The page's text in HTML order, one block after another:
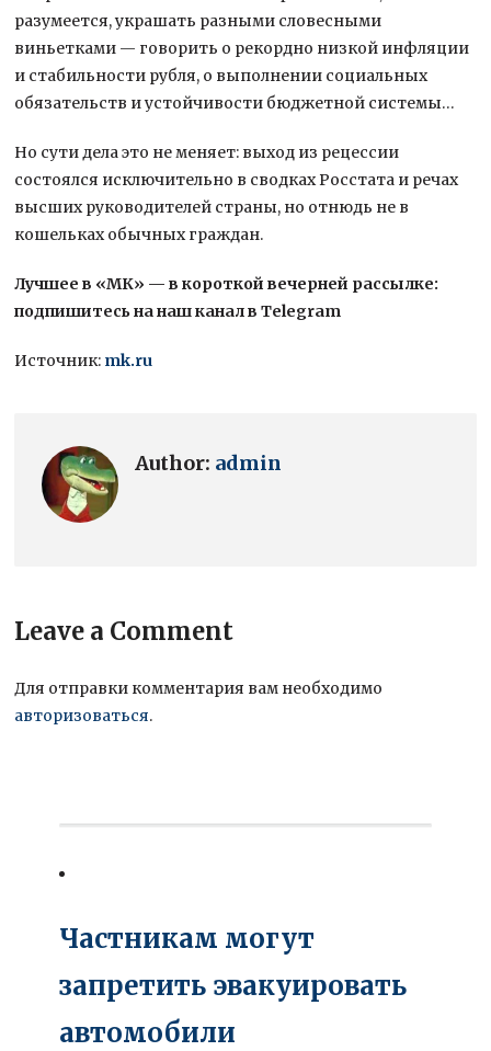
разумеется, украшать разными словесными
виньетками — говорить о рекордно низкой инфляции
и стабильности рубля, о выполнении социальных
обязательств и устойчивости бюджетной системы…
Но сути дела это не меняет: выход из рецессии
состоялся исключительно в сводках Росстата и речах
высших руководителей страны, но отнюдь не в
кошельках обычных граждан.
Лучшее в «МК» — в короткой вечерней рассылке:
подпишитесь на наш канал в Telegram
Источник: mk.ru
Author: admin
Leave a Comment
Для отправки комментария вам необходимо
авторизоваться.
Частникам могут
запретить эвакуировать
автомобили